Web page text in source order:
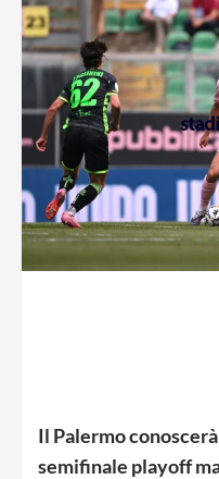
Il Palermo
semifinale playoff